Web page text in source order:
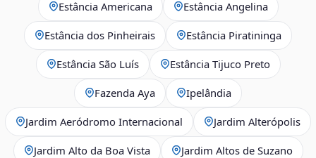
Estância Americana Estância Angelina
Estância dos Pinheirais Estância Piratininga
Estância São Luís Estância Tijuco Preto
Fazenda Aya Ipelândia
Jardim Aeródromo Internacional Jardim Alterópolis
Jardim Alto da Boa Vista Jardim Altos de Suzano